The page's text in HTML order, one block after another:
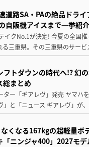
道路SA・PAの絶品ドラ
自販機アイスまで一挙紹介
イクNo.1が決定! 今夏の全国
る三重県。その三重県のサー
フトダウンの時代へ!? 幻
総まとめ
ター「ギアレヴ」発売 ヤマハ
」と「ニュース ギアレヴ」
くなる167kgの超軽量ボ
「ニンジャ400」2027モ